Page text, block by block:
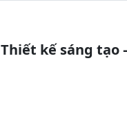
Thiết kế sáng tạo